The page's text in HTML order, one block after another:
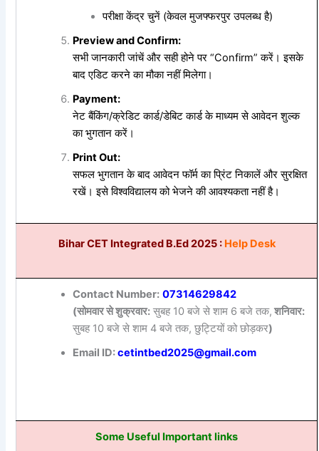
परीक्षा केंद्र चुनें (केवल मुजफ्फरपुर उपलब्ध है)
Preview and Confirm:
सभी जानकारी जांचें और सही होने पर “Confirm” करें। इसके
बाद एडिट करने का मौका नहीं मिलेगा।
Payment:
नेट बैंकिंग/क्रेडिट कार्ड/डेबिट कार्ड के माध्यम से आवेदन शुल्क
का भुगतान करें।
Print Out:
सफल भुगतान के बाद आवेदन फॉर्म का प्रिंट निकालें और सुरक्षित
रखें। इसे विश्वविद्यालय को भेजने की आवश्यकता नहीं है।
Bihar CET Integrated B.Ed 2025 :Help Desk
Contact Number: 07314629842
(सोमवार से शुक्रवार:सुबह 10 बजे से शाम 6 बजे तक, शनिवार:
सुबह 10 बजे से शाम 4 बजे तक, छुट्टियों को छोड़कर)
Email ID:cetintbed2025@gmail.com
Some Useful Important links